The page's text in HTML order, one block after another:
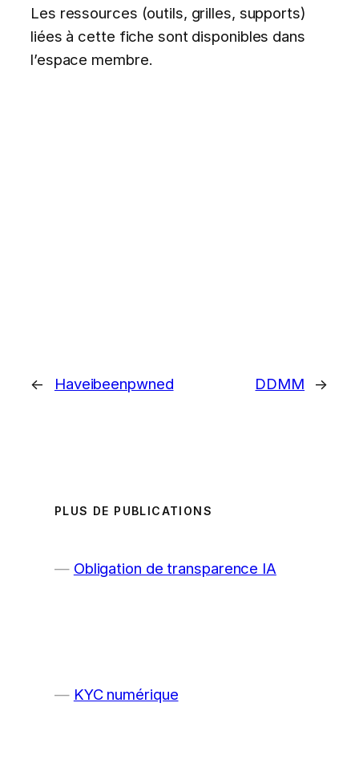
Les ressources (outils, grilles, supports)
liées à cette fiche sont disponibles dans
l’espace membre.
← Haveibeenpwned DDMM →
PLUS DE PUBLICATIONS
Obligation de transparence IA
KYC numérique